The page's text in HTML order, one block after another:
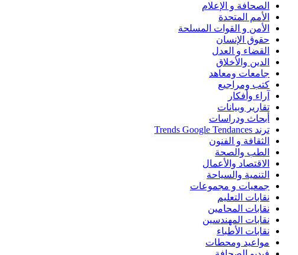
الصحافة و الإعلام
الأمم المتحدة
الأمن و القوات المسلحة
حقوق الإنسان
القضاء و العدل
الدين والأخلاق
جامعات ومعاهد
كتب ومراجيع
آراء وأفكار
تقارير وبيانات
أبحاث ودراسات
ترند Trends Google Tendances
الثقافة و الفنون
الطب والصحة
الاقتصاد والأعمال
التنمية والسياحة
جمعيات و مجموعات
نقابات التعليم
نقابات المحامين
نقابات المهندسين
نقابات الأطباء
مواعيد ومحطات